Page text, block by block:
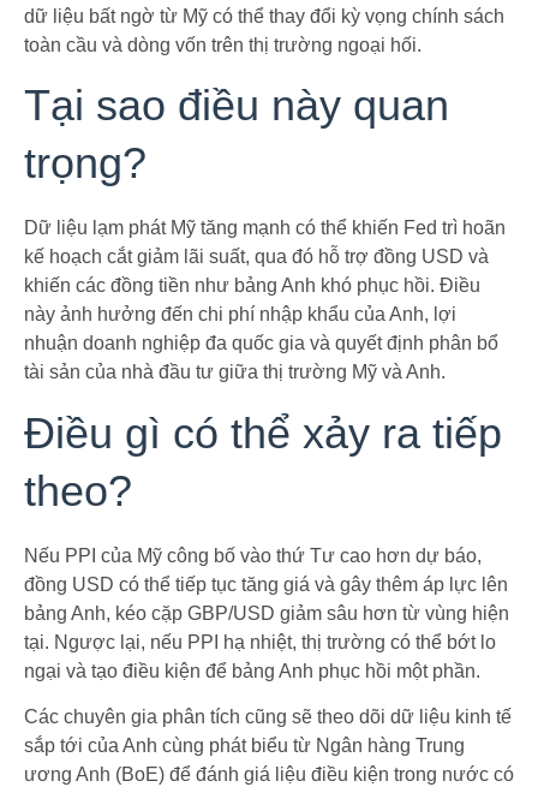
dữ liệu bất ngờ từ Mỹ có thể thay đổi kỳ vọng chính sách
toàn cầu và dòng vốn trên thị trường ngoại hối.
Tại sao điều này quan
trọng?
Dữ liệu lạm phát Mỹ tăng mạnh có thể khiến Fed trì hoãn
kế hoạch cắt giảm lãi suất, qua đó hỗ trợ đồng USD và
khiến các đồng tiền như bảng Anh khó phục hồi. Điều
này ảnh hưởng đến chi phí nhập khẩu của Anh, lợi
nhuận doanh nghiệp đa quốc gia và quyết định phân bổ
tài sản của nhà đầu tư giữa thị trường Mỹ và Anh.
Điều gì có thể xảy ra tiếp
theo?
Nếu PPI của Mỹ công bố vào thứ Tư cao hơn dự báo,
đồng USD có thể tiếp tục tăng giá và gây thêm áp lực lên
bảng Anh, kéo cặp GBP/USD giảm sâu hơn từ vùng hiện
tại. Ngược lại, nếu PPI hạ nhiệt, thị trường có thể bớt lo
ngại và tạo điều kiện để bảng Anh phục hồi một phần.
Các chuyên gia phân tích cũng sẽ theo dõi dữ liệu kinh tế
sắp tới của Anh cùng phát biểu từ Ngân hàng Trung
ương Anh (BoE) để đánh giá liệu điều kiện trong nước có